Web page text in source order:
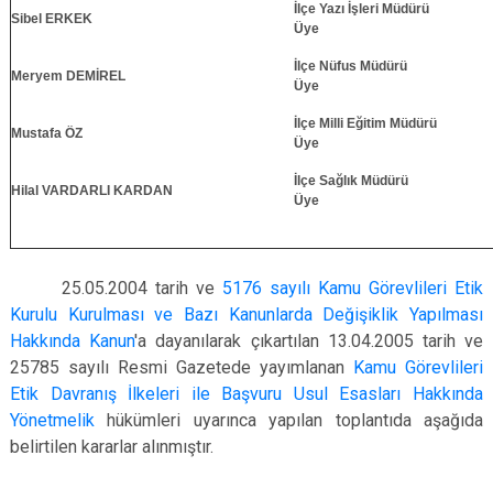
Sibel ERKEK
İlçe Yazı İşleri Müdürü
Üye
Meryem DEMİREL
İlçe Nüfus Müdürü
Üye
Mustafa ÖZ
İlçe Milli Eğitim Müdürü
Üye
Hilal VARDARLI KARDAN
İlçe Sağlık Müdürü
Üye
25.05.2004 tarih ve 5176 sayılı Kamu Görevlileri Etik
Kurulu Kurulması ve Bazı Kanunlarda Değişiklik Yapılması
Hakkında Kanun'a dayanılarak çıkartılan 13.04.2005 tarih ve
25785 sayılı Resmi Gazetede yayımlanan Kamu Görevlileri
Etik Davranış İlkeleri ile Başvuru Usul Esasları Hakkında
Yönetmelik hükümleri uyarınca yapılan toplantıda aşağıda
belirtilen kararlar alınmıştır.